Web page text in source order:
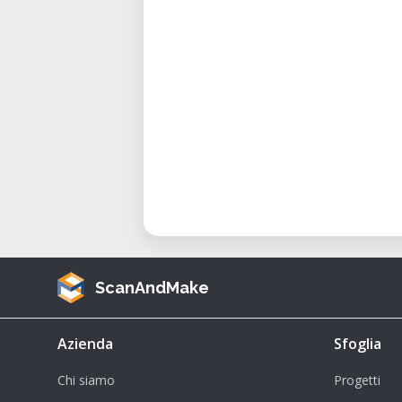
€ 60 pro
Für Veranstaltungen von
zwischen 09:00 und 17:00
Außerhalb dieser Zeiten wird
Mieten Sie jetzt die
Veranstaltung im Happylab
ScanAndMake
Azienda
Chi siamo
Sfoglia
Progetti